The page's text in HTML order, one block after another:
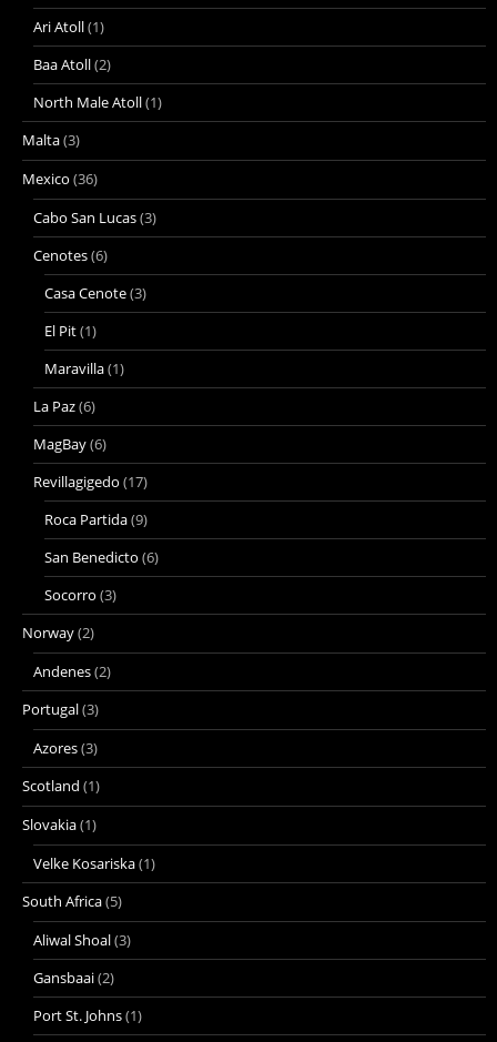
Ari Atoll(1)
Baa Atoll(2)
North Male Atoll(1)
Malta(3)
Mexico (36)
Cabo San Lucas(3)
Cenotes(6)
Casa Cenote(3)
El Pit(1)
Maravilla(1)
La Paz(6)
MagBay(6)
Revillagigedo (17)
Roca Partida(9)
San Benedicto (6)
Socorro (3)
Norway(2)
Andenes(2)
Portugal(3)
Azores(3)
Scotland (1)
Slovakia(1)
Velke Kosariska(1)
South Africa(5)
Aliwal Shoal(3)
Gansbaai(2)
Port St. Johns(1)